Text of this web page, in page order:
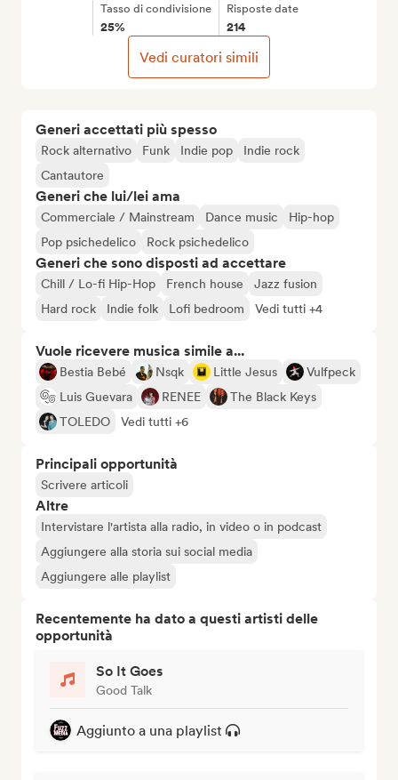
Generi accettati più spesso
Rock alternativo Funk Indie pop
Indie rock
Cantautore
Generi che lui/lei ama
Commerciale / Mainstream Dance music
Hip-hop
Pop psichedelico
Rock psichedelico
Generi che sono disposti ad accettare
Chill / Lo-fi Hip-Hop French house
Jazz fusion
Hard rock
Indie folk Lofi bedroom Vedi tutti +4
Vuole ricevere musica simile a...
Bestia Bebé Nsqk Little Jesus
Vulfpeck
Luis Guevara
RENEE
The Black Keys
TOLEDO
Vedi tutti +6
Principali opportunità
Scrivere articoli
Altre
Intervistare l'artista alla radio, in video o in podcast
Aggiungere alla storia sui social media
Aggiungere alle playlist
Recentemente ha dato a questi artisti delle
opportunità
So It Goes
Good Talk
Aggiunto a una playlist
Tasso di condivisione
25%
Risposte date
214
Vedi curatori simili